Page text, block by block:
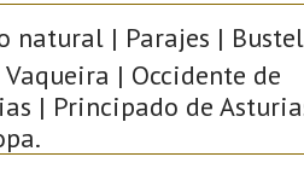
natural | Parajes |
| Occidente de
| Principado de